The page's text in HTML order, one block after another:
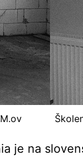
je na